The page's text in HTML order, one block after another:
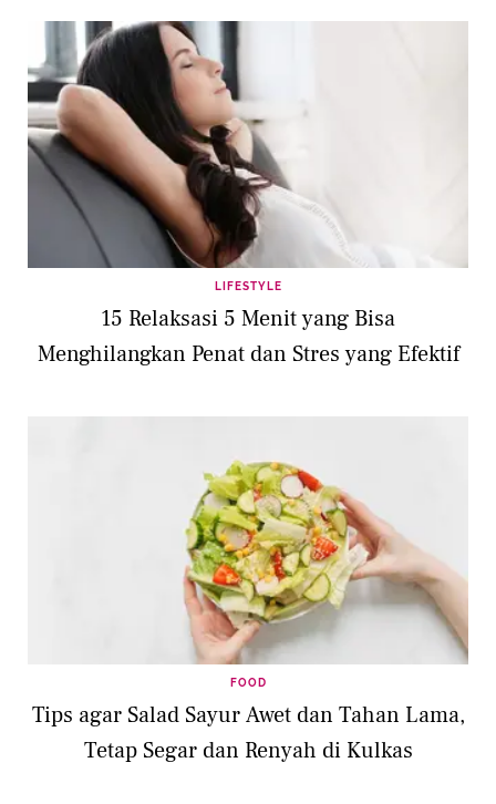
LIFESTYLE
15 Relaksasi 5 Menit yang Bisa
Menghilangkan Penat dan Stres yang Efektif
FOOD
Tips agar Salad Sayur Awet dan Tahan Lama,
Tetap Segar dan Renyah di Kulkas